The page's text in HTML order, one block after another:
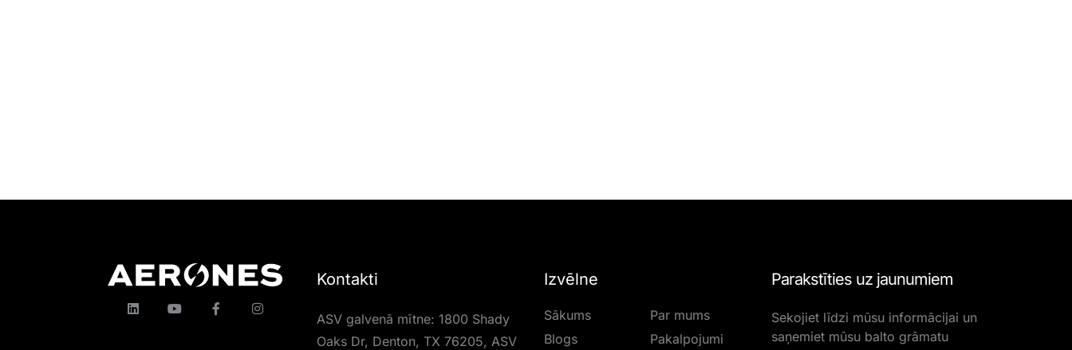
Kontakti
ASV galvenā mītne: 1800 Shady
Oaks Dr, Denton, TX 76205, ASV
Izvēlne
Sākums
Par mums
Blogs
Pakalpojumi
Parakstīties uz jaunumiem
Sekojiet līdzi mūsu informācijai un
saņemiet mūsu balto grāmatu